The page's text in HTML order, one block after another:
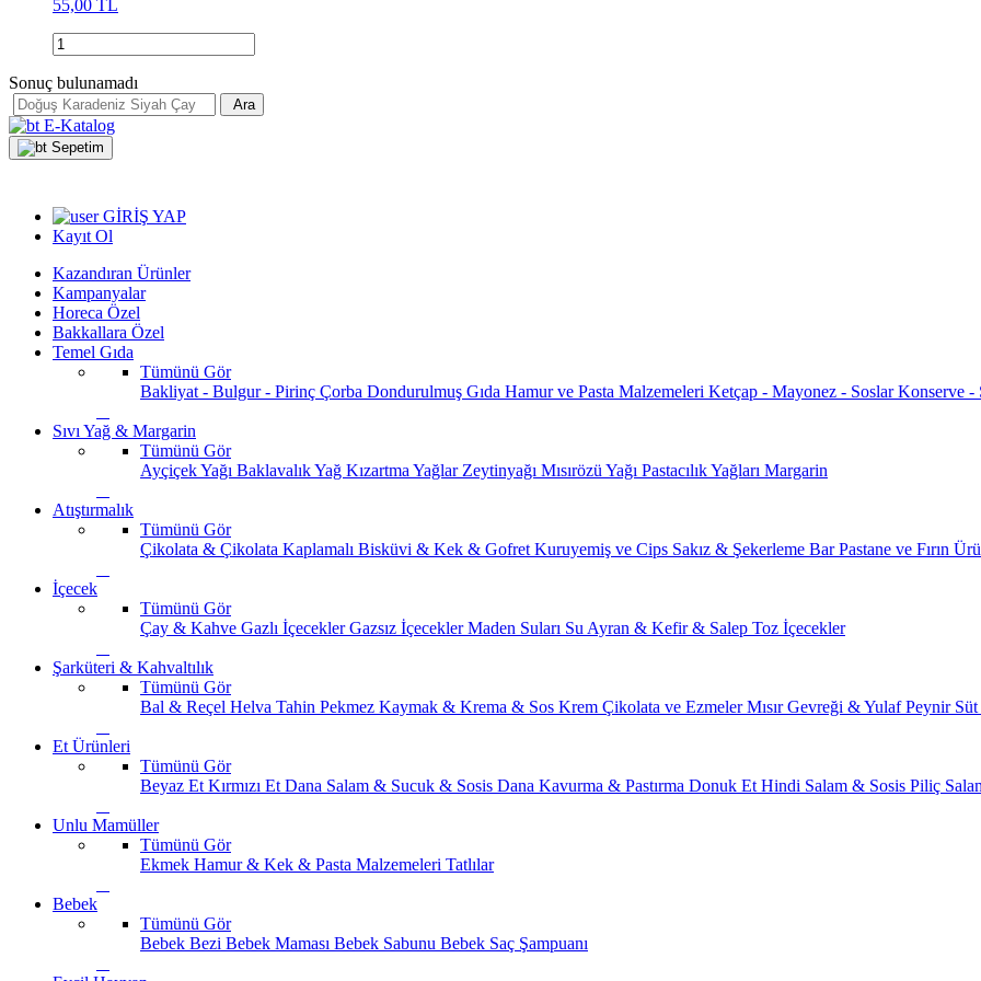
55,00 TL
Sonuç bulunamadı
Ara
E-Katalog
Sepetim
GİRİŞ YAP
Kayıt Ol
Kazandıran Ürünler
Kampanyalar
Horeca Özel
Bakkallara Özel
Temel Gıda
Tümünü Gör
Bakliyat - Bulgur - Pirinç Çorba Dondurulmuş Gıda Hamur ve Pasta Malzemeleri Ketçap - Mayonez - SoslarKonserve -
Sıvı Yağ & Margarin
Tümünü Gör
Ayçiçek Yağı Baklavalık Yağ Kızartma Yağlar Zeytinyağı Mısırözü Yağı Pastacılık Yağları Margarin
Atıştırmalık
Tümünü Gör
Çikolata & Çikolata Kaplamalı Bisküvi & Kek & Gofret Kuruyemiş ve Cips Sakız & Şekerleme BarPastane ve Fırın
İçecek
Tümünü Gör
Çay & Kahve Gazlı İçeceklerGazsız İçeceklerMaden Suları Su Ayran & Kefir & Salep Toz İçecekler
Şarküteri & Kahvaltılık
Tümünü Gör
Bal & Reçel Helva Tahin Pekmez Kaymak & Krema & Sos Krem Çikolata ve EzmelerMısır Gevreği & YulafPeynir
Et Ürünleri
Tümünü Gör
Beyaz Et Kırmızı Et Dana Salam & Sucuk & Sosis Dana Kavurma & Pastırma Donuk Et Hindi Salam & Sosis Piliç
Unlu Mamüller
Tümünü Gör
Ekmek Hamur & Kek & Pasta Malzemeleri Tatlılar
Bebek
Tümünü Gör
Bebek Bezi Bebek Maması Bebek Sabunu Bebek Saç Şampuanı